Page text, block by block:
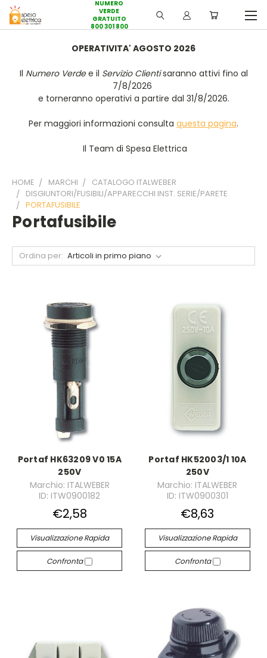
NUMERO
VERDE
GRATUITO
800 301 800
OPERATIVITA' AGOSTO 2026
Il Numero Verdee il Servizio Clientisaranno attivi fino al
7/8/2026
e torneranno operativi a partire dal 31/8/2026.
Per maggiori informazioni consulta questa pagina.
Il Team di Spesa Elettrica
HOME MARCHI
CATALOGO ITALWEBER
DISGIUNTORI/FUSIBILI/APPARECCHI INST. SERIE/PARETE
PORTAFUSIBILE
Portafusibile
Ordina per:
Portaf HK63209 V0 15A
250V
Marchio: ITALWEBER
ID: ITW0900182
€2,58
Visualizzazione Rapida
Confronta
Portaf HK52003/1 10A
250V
Marchio: ITALWEBER
ID: ITW0900301
€8,63
Visualizzazione Rapida
Confronta